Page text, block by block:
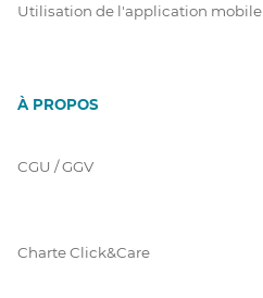
Utilisation de l'application mobile
À PROPOS
CGU / GGV
Charte Click&Care